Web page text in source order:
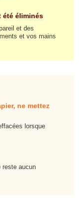
été éliminés
et des
et vos mains
ne mettez
lorsque
reste aucun